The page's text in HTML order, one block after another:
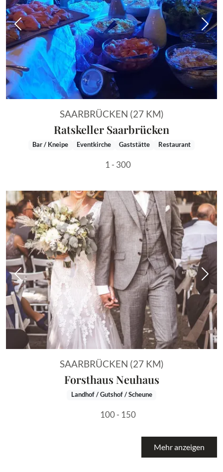
Vorheriges Bild
SAARBRÜCKEN (27 KM)
Ratskeller Saarbrücken
Bar / Kneipe Eventkirche Gaststätte Restaurant
1 - 300
Vorheriges Bild
SAARBRÜCKEN (27 KM)
Forsthaus Neuhaus
Landhof / Gutshof / Scheune
100 - 150
Mehr anzeigen